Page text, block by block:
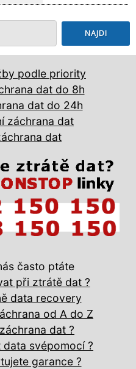
podle priority
dat do 8h
dat do 24h
záchrana dat
dat
často ptáte
při ztrátě dat ?
data recovery
od A do Z
dat ?
svépomocí ?
garance ?